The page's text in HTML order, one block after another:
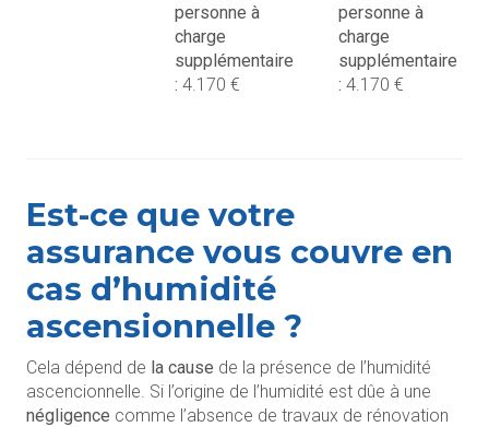
personne à
charge
supplémentaire
: 4.170 €
personne à
charge
supplémentaire
: 4.170 €
Est-ce que votre
assurance vous couvre en
cas d’humidité
ascensionnelle ?
Cela dépend de la cause de la présence de l’humidité
ascencionnelle. Si l’origine de l’humidité est dûe à une
négligence comme l’absence de travaux de rénovation